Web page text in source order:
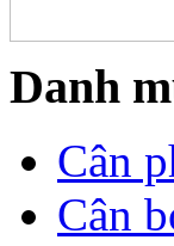
Danh
Cân
Cân